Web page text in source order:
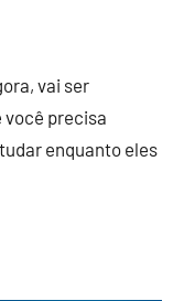
vai ser
você precisa
enquanto eles